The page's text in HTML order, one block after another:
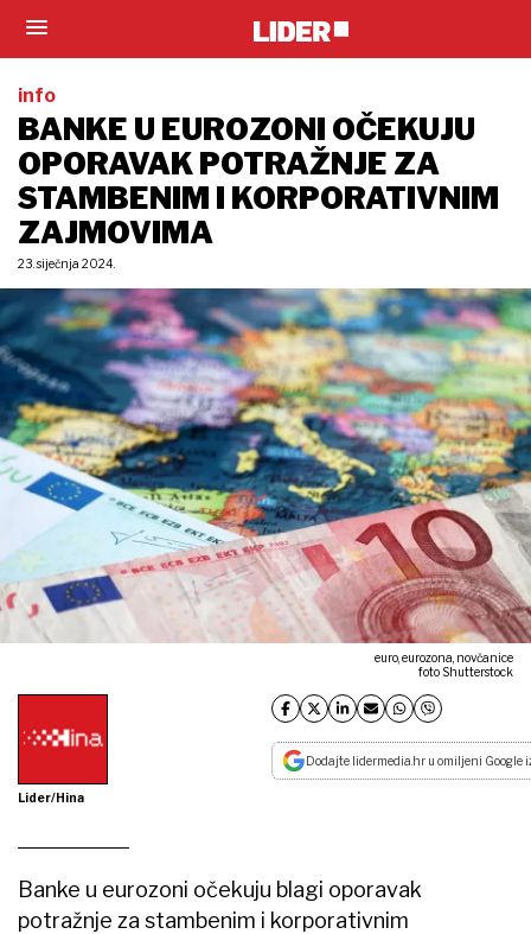
info
BANKE U EUROZONI OČEKUJU
OPORAVAK POTRAŽNJE ZA
STAMBENIM I KORPORATIVNIM
ZAJMOVIMA
23. siječnja 2024.
euro, eurozona, novčanice
foto Shutterstock
Lider/Hina
Dodajte lidermedia.hr u omiljeni Google
Banke u eurozoni očekuju blagi oporavak
potražnje za stambenim i korporativnim